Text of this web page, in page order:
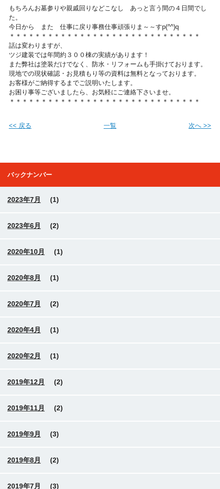
もちろんお墓参りや親戚回りなどこなし あっと言う間の４日間でし
た。
今日から また 仕事に戻り事務仕事頑張りま～～すp(^^)q
＊＊＊＊＊＊＊＊＊＊＊＊＊＊＊＊＊＊＊＊＊＊＊＊＊＊＊＊＊＊
話は変わりますが、
ツジ建装では年間約３００棟の実績があります！
また弊社は塗装だけでなく、防水・リフォームも手掛けております。
現地での現状確認・お見積もり等の資料は無料となっております。
お客様がご納得するまでご説明いたします。
お困り事等ございましたら、お気軽にご連絡下さいませ。
＊＊＊＊＊＊＊＊＊＊＊＊＊＊＊＊＊＊＊＊＊＊＊＊＊＊＊＊＊＊
<< 戻る 一覧 次へ >>
バックナンバー
2023年7月 (1)
2023年6月 (2)
2020年10月 (1)
2020年8月 (1)
2020年7月 (2)
2020年4月 (1)
2020年2月 (1)
2019年12月 (2)
2019年11月 (2)
2019年9月 (3)
2019年8月 (2)
2019年7月 (3)